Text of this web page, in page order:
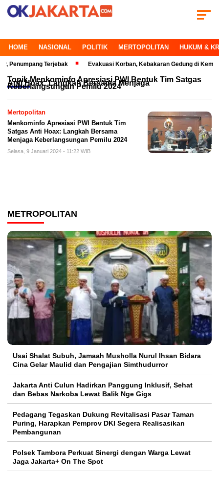
HOME NASIONAL POLITIK MERTOPOLITAN HUKUM &
Terjebak Evakuasi Korban, Kebakaran Gedung di Kemayoran
TopikMenkominfo Apresiasi PWI Bentuk Tim Satgas
Anti Hoax: Langkah Bersama Menjaga
Keberlangsungan Pemilu 2024
Mertopolitan
Menkominfo Apresiasi PWI Bentuk Tim
Satgas Anti Hoax: Langkah Bersama
Menjaga Keberlangsungan Pemilu 2024
Selasa, 9 Januari 2024 - 11:22 WIB
METROPOLITAN
Usai Shalat Subuh, Jamaah Musholla Nurul Ihsan Bidara
Cina Gelar Maulid dan Pengajian Simthudurror
Jakarta Anti Culun Hadirkan Panggung Inklusif, Sehat
dan Bebas Narkoba Lewat Balik Nge Gigs
Pedagang Tegaskan Dukung Revitalisasi Pasar Taman
Puring, Harapkan Pemprov DKI Segera Realisasikan
Pembangunan
Polsek Tambora Perkuat Sinergi dengan Warga Lewat
Jaga Jakarta+ On The Spot